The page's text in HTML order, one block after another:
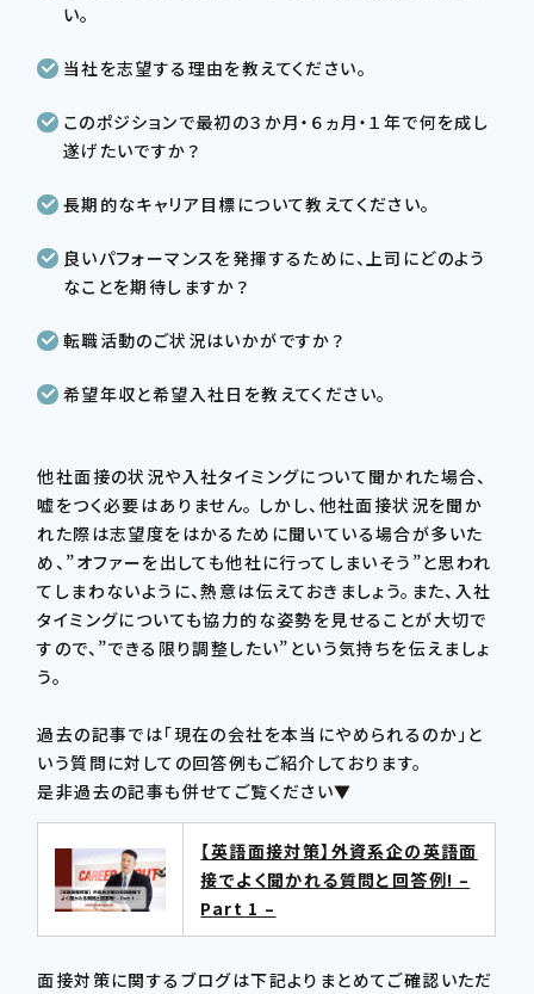
い。
当社を志望する理由を教えてください。
このポジションで最初の３か月・６ヵ月・１年で何を成し
遂げたいですか？
長期的なキャリア目標について教えてください。
良いパフォーマンスを発揮するために、上司にどのよう
なことを期待しますか？
転職活動のご状況はいかがですか？
希望年収と希望入社日を教えてください。
他社面接の状況や入社タイミングについて聞かれた場合、
嘘をつく必要はありません。 しかし、他社面接状況を聞か
れた際は志望度をはかるために聞いている場合が多いた
め、”オファーを出しても他社に行ってしまいそう”と思われ
てしまわないように、熱意は伝えておきましょう。また、入社
タイミングについても協力的な姿勢を見せることが大切で
すので、”できる限り調整したい”という気持ちを伝えましょ
う。
過去の記事では「現在の会社を本当にやめられるのか」と
いう質問に対しての回答例もご紹介しております。
是非過去の記事も併せてご覧ください▼
【英語面接対策】外資系企の英語面
接でよく聞かれる質問と回答例! –
Part 1 –
面接対策に関するブログは下記よりまとめてご確認いただ